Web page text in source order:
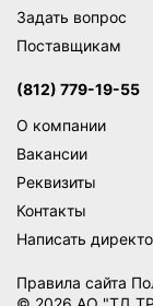
Задать вопрос
Поставщикам
(812) 779-19-55
О компании
Вакансии
Реквизиты
Контакты
Написать
Правила сайта